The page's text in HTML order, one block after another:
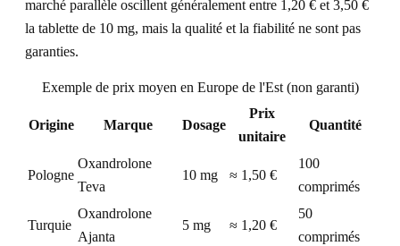
marché parallèle oscillent généralement entre 1,20 € et 3,50 €
la tablette de 10 mg, mais la qualité et la fiabilité ne sont pas
garanties.
Exemple de prix moyen en Europe de l'Est (non garanti)
Origine Marque Dosage
Prix
unitaire
Quantité
Pologne
Oxandrolone
Teva
10 mg ≈ 1,50 €
100
comprimés
Turquie
Oxandrolone
Ajanta
5 mg ≈ 1,20 €
50
comprimés